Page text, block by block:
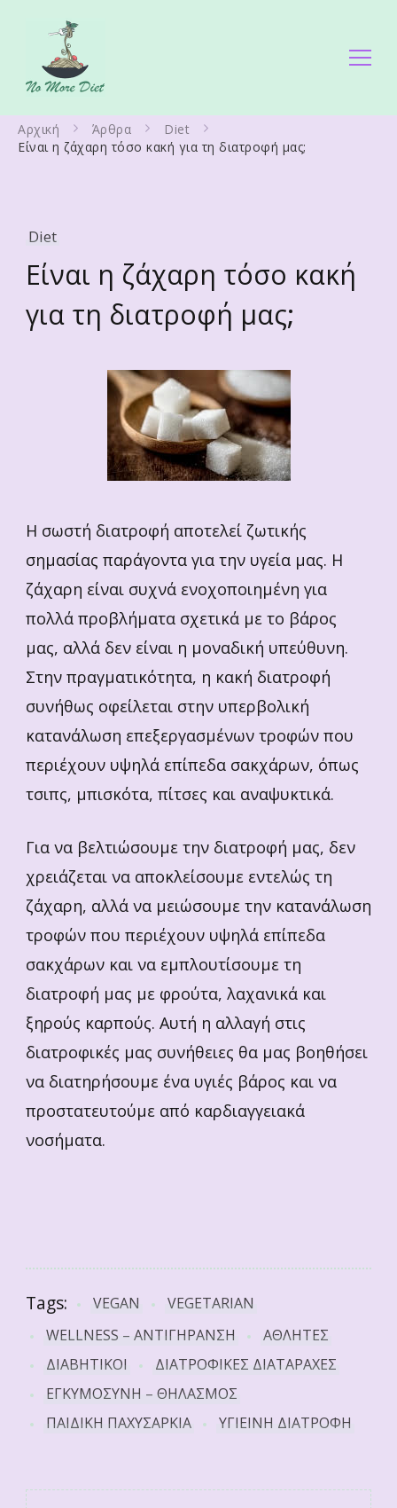
No More Diet
Αρχική Άρθρα
Diet
Είναι η ζάχαρη τόσο κακή για τη διατροφή μας;
Diet
Είναι η ζάχαρη τόσο κακή
για τη διατροφή μας;
Η σωστή διατροφή αποτελεί ζωτικής
σημασίας παράγοντα για την υγεία μας. Η
ζάχαρη είναι συχνά ενοχοποιημένη για
πολλά προβλήματα σχετικά με το βάρος
μας, αλλά δεν είναι η μοναδική υπεύθυνη.
Στην πραγματικότητα, η κακή διατροφή
συνήθως οφείλεται στην υπερβολική
κατανάλωση επεξεργασμένων τροφών που
περιέχουν υψηλά επίπεδα σακχάρων, όπως
τσιπς, μπισκότα, πίτσες και αναψυκτικά.
Για να βελτιώσουμε την διατροφή μας, δεν
χρειάζεται να αποκλείσουμε εντελώς τη
ζάχαρη, αλλά να μειώσουμε την κατανάλωση
τροφών που περιέχουν υψηλά επίπεδα
σακχάρων και να εμπλουτίσουμε τη
διατροφή μας με φρούτα, λαχανικά και
ξηρούς καρπούς. Αυτή η αλλαγή στις
διατροφικές μας συνήθειες θα μας βοηθήσει
να διατηρήσουμε ένα υγιές βάρος και να
προστατευτούμε από καρδιαγγειακά
νοσήματα.
Tags: VEGAN
VEGETARIAN
WELLNESS – ΑΝΤΙΓΗΡΑΝΣΗ
ΑΘΛΗΤΕΣ
ΔΙΑΒΗΤΙΚΟΙ
ΔΙΑΤΡΟΦΙΚΕΣ ΔΙΑΤΑΡΑΧΕΣ
ΕΓΚΥΜΟΣΥΝΗ – ΘΗΛΑΣΜΟΣ
ΠΑΙΔΙΚΗ ΠΑΧΥΣΑΡΚΙΑ
ΥΓΙΕΙΝΗ ΔΙΑΤΡΟΦΗ